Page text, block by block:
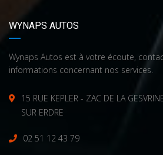
WYNAPS AUTOS
Wynaps Autos est à votre écoute,
informations concernant nos services.
15 RUE KEPLER - ZAC DE LA
SUR ERDRE
02 51 12 43 79